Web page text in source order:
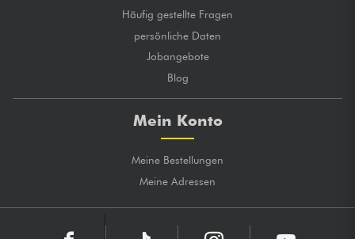
Häufig gestellte Fragen
persönliche Daten
Jobangebote
Blog
Mein Konto
Meine Bestellungen
Meine Adressen